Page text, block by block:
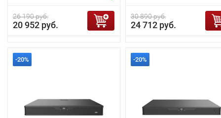
26 190 руб.
20 952 руб.
30 890 руб.
24 712 руб.
-20% -20%